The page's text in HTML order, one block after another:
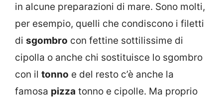
in alcune preparazioni di mare. Sono molti,
per esempio, quelli che condiscono i filetti
di sgombro con fettine sottilissime di
cipolla o anche chi sostituisce lo sgombro
con il tonno e del resto c’è anche la
famosa pizza tonno e cipolle. Ma proprio